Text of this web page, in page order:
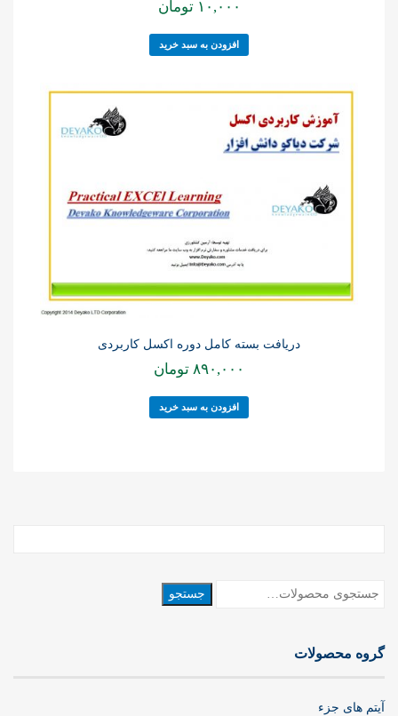
۱۰,۰۰۰ تومان
افزودن به سبد خرید
دریافت بسته کامل دوره اکسل کاربردی
۸۹۰,۰۰۰ تومان
افزودن به سبد خرید
جستجو
گروه محصولات
آیتم های جزء